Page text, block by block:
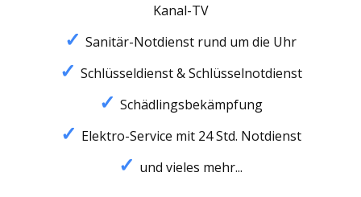
Kanal-TV
Sanitär-Notdienst rund um die Uhr
Schlüsseldienst & Schlüsselnotdienst
Schädlingsbekämpfung
Elektro-Service mit 24 Std. Notdienst
und vieles mehr...